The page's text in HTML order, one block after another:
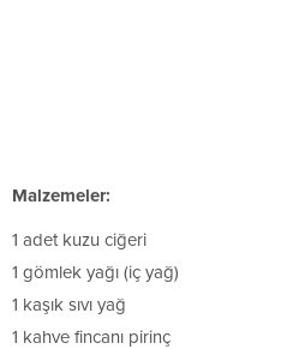
Malzemeler:
1 adet kuzu ciğeri
1 gömlek yağı (iç yağ)
1 kaşık sıvı yağ
1 kahve fincanı pirinç